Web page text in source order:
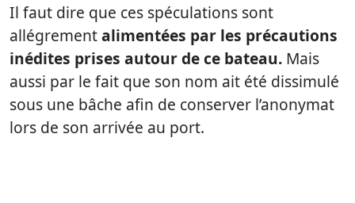
Il faut dire que ces spéculations sont
allégrementalimentées par les précautions
inédites prises autour de ce bateau. Mais
aussi par le fait que son nom ait été dissimulé
sous une bâche afin de conserver l’anonymat
lors de son arrivée au port.